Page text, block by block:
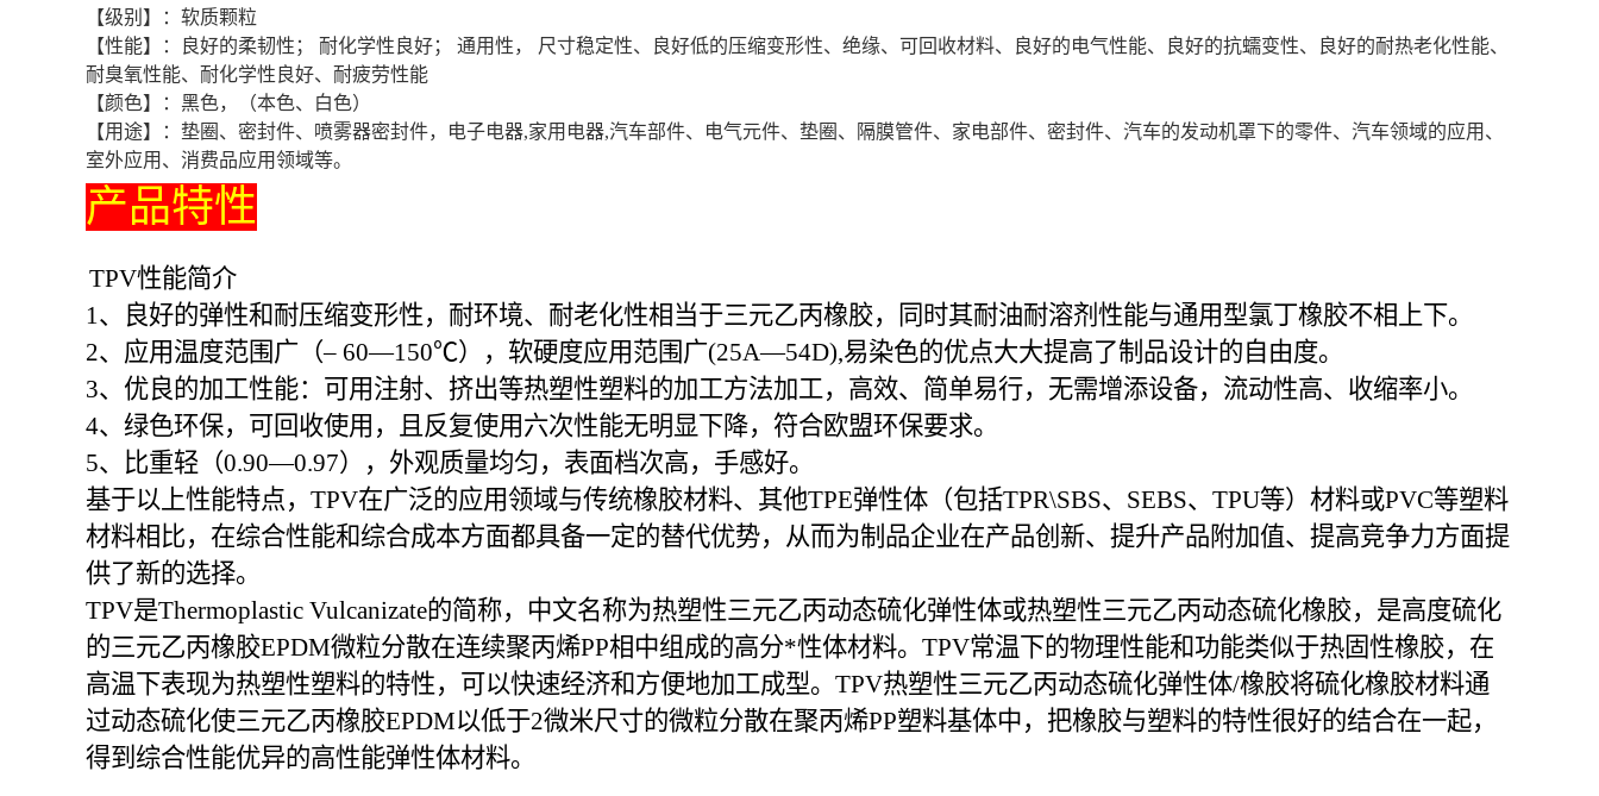
【级别】：软质颗粒
【性能】：良好的柔韧性； 耐化学性良好； 通用性， 尺寸稳定性、良好低的压缩变形性、绝缘、可回收材料、良好的电气性能、良好的抗蠕变性、良好的耐热老化性能、
耐臭氧性能、耐化学性良好、耐疲劳性能
【颜色】：黑色，（本色、白色）
【用途】：垫圈、密封件、喷雾器密封件，电子电器,家用电器,汽车部件、电气元件、垫圈、隔膜管件、家电部件、密封件、汽车的发动机罩下的零件、汽车领域的应用、
室外应用、消费品应用领域等。
产品特性
TPV性能简介
1、良好的弹性和耐压缩变形性，耐环境、耐老化性相当于三元乙丙橡胶，同时其耐油耐溶剂性能与通用型氯丁橡胶不相上下。
2、应用温度范围广（– 60—150℃），软硬度应用范围广(25A—54D),易染色的优点大大提高了制品设计的自由度。
3、优良的加工性能：可用注射、挤出等热塑性塑料的加工方法加工，高效、简单易行，无需增添设备，流动性高、收缩率小。
4、绿色环保，可回收使用，且反复使用六次性能无明显下降，符合欧盟环保要求。
5、比重轻（0.90—0.97），外观质量均匀，表面档次高，手感好。
基于以上性能特点，TPV在广泛的应用领域与传统橡胶材料、其他TPE弹性体（包括TPR\SBS、SEBS、TPU等）材料或PVC等塑料
材料相比，在综合性能和综合成本方面都具备一定的替代优势，从而为制品企业在产品创新、提升产品附加值、提高竞争力方面提
供了新的选择。
TPV是Thermoplastic Vulcanizate的简称，中文名称为热塑性三元乙丙动态硫化弹性体或热塑性三元乙丙动态硫化橡胶，是高度硫化
的三元乙丙橡胶EPDM微粒分散在连续聚丙烯PP相中组成的高分*性体材料。TPV常温下的物理性能和功能类似于热固性橡胶，在
高温下表现为热塑性塑料的特性，可以快速经济和方便地加工成型。TPV热塑性三元乙丙动态硫化弹性体/橡胶将硫化橡胶材料通
过动态硫化使三元乙丙橡胶EPDM以低于2微米尺寸的微粒分散在聚丙烯PP塑料基体中，把橡胶与塑料的特性很好的结合在一起，
得到综合性能优异的高性能弹性体材料。